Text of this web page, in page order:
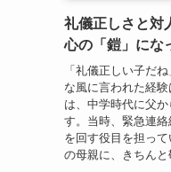
礼儀正しさと対
心の「鎧」にな
「礼儀正しい子だ
な風に言われた経
は、中学時代に父
す。当時、緊急連
を回す役目を担っ
の母親に、きちんと